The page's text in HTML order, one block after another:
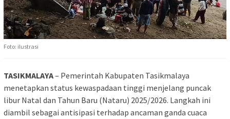
Foto: ilustrasi
TASIKMALAYA– Pemerintah Kabupaten Tasikmalaya
menetapkan status kewaspadaan tinggi menjelang puncak
libur Natal dan Tahun Baru (Nataru) 2025/2026. Langkah ini
diambil sebagai antisipasi terhadap ancaman ganda cuaca